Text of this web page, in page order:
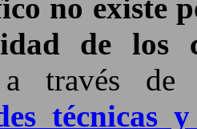
no existe
de los
a través de
técnicas